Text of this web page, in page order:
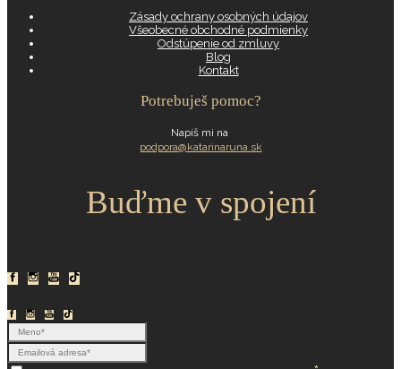
Zásady ochrany osobných údajov
Všeobecné obchodné podmienky
Odstúpenie od zmluvy
Blog
Kontakt
Potrebuješ pomoc?
Napíš mi na
podpora@katarinaruna.sk
Buďme v spojení